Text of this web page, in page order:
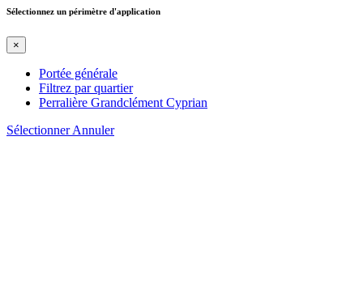
Sélectionnez un périmètre d'application
×
Portée générale
Filtrez par quartier
Perralière Grandclément Cyprian
SélectionnerAnnuler